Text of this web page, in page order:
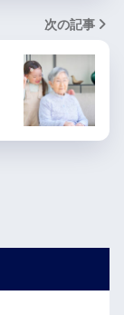
次の記事